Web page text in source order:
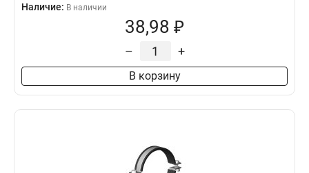
Наличие: В наличии
38,98 ₽
– +
В корзину